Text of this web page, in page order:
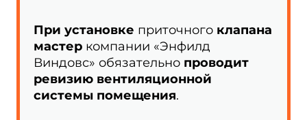
При установке приточного клапана
мастер компании «Энфилд
Виндовс» обязательно проводит
ревизию вентиляционной
системы помещения.